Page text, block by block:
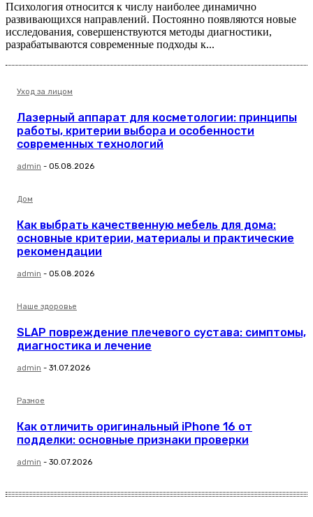
Психология относится к числу наиболее динамично
развивающихся направлений. Постоянно появляются новые
исследования, совершенствуются методы диагностики,
разрабатываются современные подходы к...
Уход за лицом
Лазерный аппарат для косметологии: принципы
работы, критерии выбора и особенности
современных технологий
admin - 05.08.2026
Дом
Как выбрать качественную мебель для дома:
основные критерии, материалы и практические
рекомендации
admin - 05.08.2026
Наше здоровье
SLAP повреждение плечевого сустава: симптомы,
диагностика и лечение
admin - 31.07.2026
Разное
Как отличить оригинальный iPhone 16 от
подделки: основные признаки проверки
admin - 30.07.2026